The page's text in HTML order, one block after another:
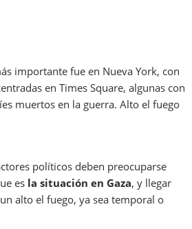
importante fue en Nueva York, con
en Times Square, algunas con
muertos en la guerra. Alto el fuego
políticos deben preocuparse
es la situación en Gaza, y llegar
alto el fuego, ya sea temporal o